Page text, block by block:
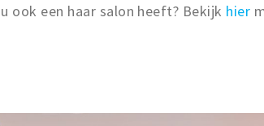
ook een haar salon heeft? Bekijk hier